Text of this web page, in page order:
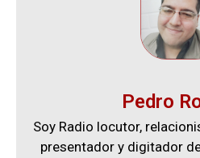
Pedro
Soy Radio locutor,
presentador y digitador